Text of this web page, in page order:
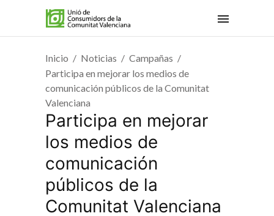
Inicio Noticias
Campañas
Participa en mejorar los medios de
comunicación públicos de la Comunitat
Valenciana
Participa en mejorar
los medios de
comunicación
públicos de la
Comunitat Valenciana